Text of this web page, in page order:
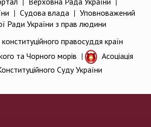
| Судова влада| Уповноважений
Ради України з прав людини
конституційного правосуддя країн
та Чорного морів |
Асоціація
Суду України